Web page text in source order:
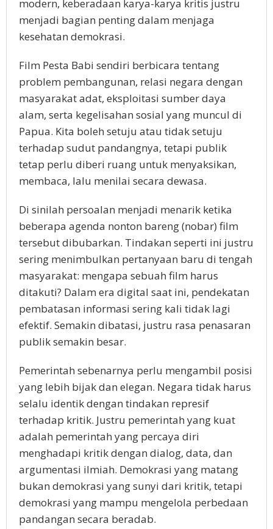
modern, keberadaan karya-karya kritis justru
menjadi bagian penting dalam menjaga
kesehatan demokrasi.
Film Pesta Babi sendiri berbicara tentang
problem pembangunan, relasi negara dengan
masyarakat adat, eksploitasi sumber daya
alam, serta kegelisahan sosial yang muncul di
Papua. Kita boleh setuju atau tidak setuju
terhadap sudut pandangnya, tetapi publik
tetap perlu diberi ruang untuk menyaksikan,
membaca, lalu menilai secara dewasa.
Di sinilah persoalan menjadi menarik ketika
beberapa agenda nonton bareng (nobar) film
tersebut dibubarkan. Tindakan seperti ini justru
sering menimbulkan pertanyaan baru di tengah
masyarakat: mengapa sebuah film harus
ditakuti? Dalam era digital saat ini, pendekatan
pembatasan informasi sering kali tidak lagi
efektif. Semakin dibatasi, justru rasa penasaran
publik semakin besar.
Pemerintah sebenarnya perlu mengambil posisi
yang lebih bijak dan elegan. Negara tidak harus
selalu identik dengan tindakan represif
terhadap kritik. Justru pemerintah yang kuat
adalah pemerintah yang percaya diri
menghadapi kritik dengan dialog, data, dan
argumentasi ilmiah. Demokrasi yang matang
bukan demokrasi yang sunyi dari kritik, tetapi
demokrasi yang mampu mengelola perbedaan
pandangan secara beradab.